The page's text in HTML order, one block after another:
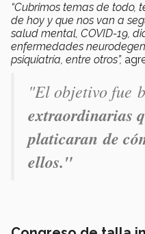
“Cubrimos temas de todo,
de hoy y que nos van a
salud mental, COVID-19,
enfermedades
psiquiatría, entre otros”,
"El objetivo fue
extraordinarias
platicaran de
ellos."